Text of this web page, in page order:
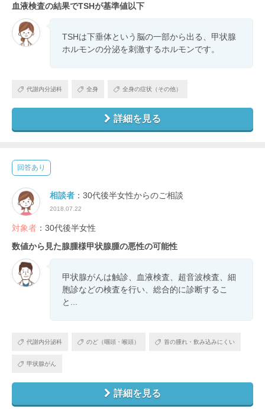
血液検査の結果でTSHが基準値以下
TSHは下垂体という脳の一部から出る、甲状腺
ホルモンの分泌を刺激するホルモンです。
代謝内分泌科 全身 全身の症状（その他）
詳細を見る
回答あり
相談者 ：30代後半女性からのご相談
2018.07.22
対象者 ：30代後半女性
数値から見た腺腫様甲状腺腫の悪性の可能性
甲状腺がんは触診、血液検査、超音波検査、細
胞診などの検査を行い、総合的に診断するこ
と...
代謝内分泌科 のど（咽頭・喉頭） 首の腫れ・飲み込みにくい
甲状腺がん
詳細を見る